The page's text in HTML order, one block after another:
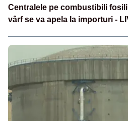
Centralele pe combustibili
vârf se va apela la importuri -